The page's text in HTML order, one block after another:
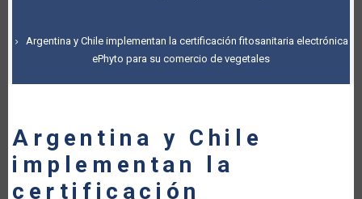
Argentina y Chile implementan la certificación fitosanitaria electrónica
ePhyto para su comercio de vegetales
Argentina y Chile
implementan la
certificación